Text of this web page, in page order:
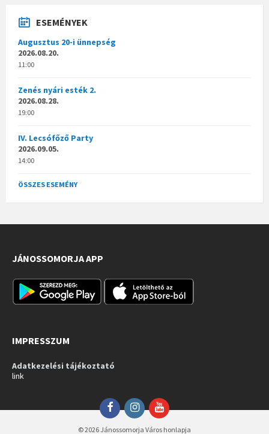
ESEMÉNYEK
Augusztus 20-i ünnepség
2026.08.20.
11:00
Zenés nyári esték 2.
2026.08.28.
19:00
IV. Lecsófőző Party
2026.09.05.
14:00
ÖSSZES ESEMÉNY
JÁNOSSOMORJA APP
IMPRESSZUM
Adatkezelési tájékoztató
link
FacebookInstagramYouTube
© 2026 Jánossomorja Város honlapja